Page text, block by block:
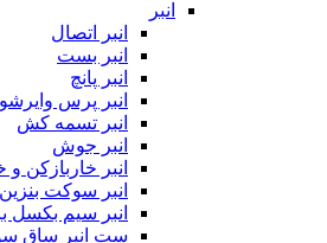
انبر
انبر اتصال
انبر بست
انبر پانچ
انبر پرس وایرشو
انبر تسمه کش
انبر جوش
انبر خاربازکن
انبر سوکت بنزین
انبر سیم بکسل
ست انبر ساق